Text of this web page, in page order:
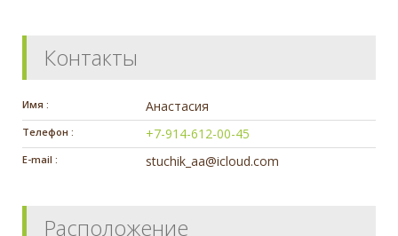
Контакты
Имя : Анастасия
Телефон : +7-914-612-00-45
E-mail : stuchik_aa@icloud.com
Расположение